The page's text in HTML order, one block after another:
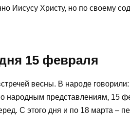
Иисусу Христу, но по своему
15 февраля
весны. В народе
народным представлениям, 15
С этого дня и по 18 марта –